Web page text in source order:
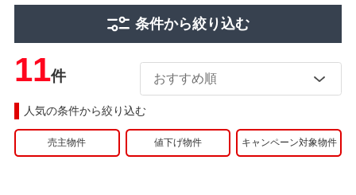
条件から絞り込む
11件
人気の条件から絞り込む
売主物件 値下げ物件 キャンペーン対象物件